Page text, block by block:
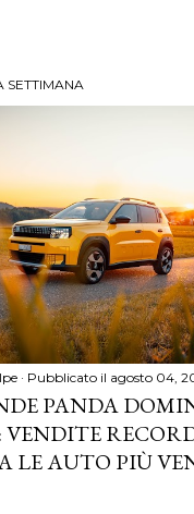
SETTIMANA
Pubblicato il agosto 04,
PANDA
LE AUTO PIÙ